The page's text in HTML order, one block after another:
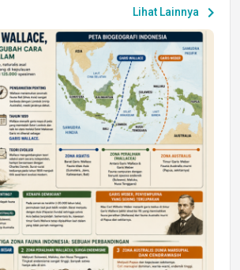
Peluang Kerja dan Magang
Jumat, 17 Jul 2026 22:30
DAERAH
Astra Motor Kalimantan Timur 2 Dukung
Mahasiswa Samarinda dalam Astra
Honda SDGs Future Leaders 2026
Jumat, 10 Jul 2026 19:01
Lihat Lainnya chevron_right